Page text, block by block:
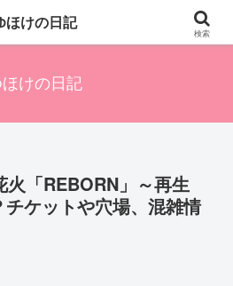
忘録です。興味のあることアレやコレ、色々
発信します。
けの日記
火「REBORN」～再生
チケットや穴場、混雑情
ほけの日記
検索